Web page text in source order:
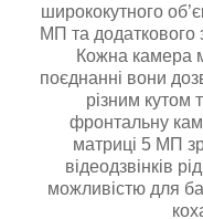
ширококутного
МП та додаткового
Кожна камера
поєднанні вони
різним кутом
фронтальну
матриці 5 МП
відеодзвінків
можливістю для